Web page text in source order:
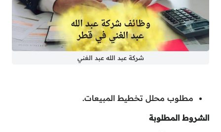
شركة عبد الله عبد الغني
مطلوب محلل تخطيط المبيعات.
الشروط المطلوبة